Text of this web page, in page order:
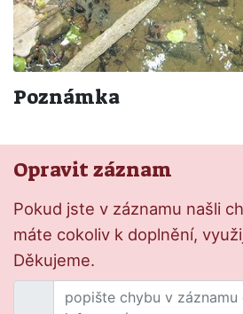
Poznámka
Opravit záznam
Pokud jste v záznamu našli
máte cokoliv k doplnění,
Děkujeme.